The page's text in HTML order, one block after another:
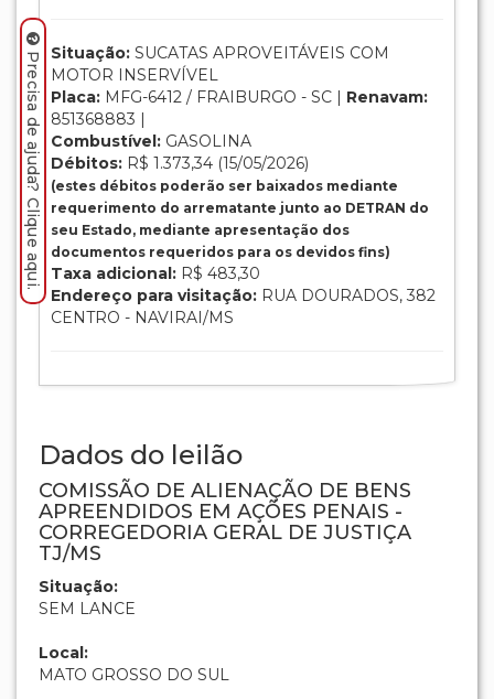
Situação: SUCATAS APROVEITÁVEIS COM
MOTOR INSERVÍVEL
Placa: MFG-6412 / FRAIBURGO - SC | Renavam:
851368883 |
Combustível: GASOLINA
Débitos: R$ 1.373,34 (15/05/2026)
(estes débitos poderão ser baixados mediante
requerimento do arrematante junto ao DETRAN do
seu Estado, mediante apresentação dos
documentos requeridos para os devidos fins)
Taxa adicional: R$ 483,30
Endereço para visitação: RUA DOURADOS, 382
CENTRO - NAVIRAI/MS
Dados do leilão
COMISSÃO DE ALIENAÇÃO DE BENS
APREENDIDOS EM AÇÕES PENAIS -
CORREGEDORIA GERAL DE JUSTIÇA
TJ/MS
Situação:
SEM LANCE
Local:
MATO GROSSO DO SUL
Precisa de ajuda? Clique aqui.